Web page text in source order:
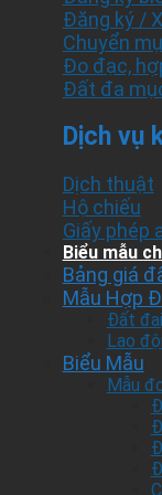
Đăng ký /
Chuyển
Đo đạc,
Đất đa
Dịch vụ
Dịch thuật
Hộ chiếu
Giấy phép
Biểu mẫu
Bảng giá
Mẫu Hợp
Đất
Lao
Biểu Mẫu
Mẫu